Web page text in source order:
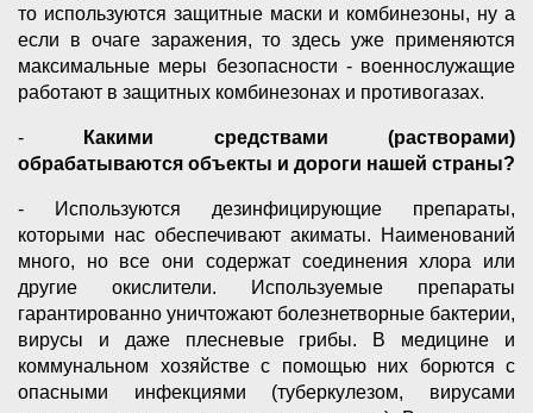
то используются защитные маски и комбинезоны, ну а
если в очаге заражения, то здесь уже применяются
максимальные меры безопасности - военнослужащие
работают в защитных комбинезонах и противогазах.
-
Какими средствами (растворами)
обрабатываются объекты и дороги нашей страны?
- Используются дезинфицирующие препараты,
которыми нас обеспечивают акиматы. Наименований
много, но все они содержат соединения хлора или
другие окислители. Используемые препараты
гарантированно уничтожают болезнетворные бактерии,
вирусы и даже плесневые грибы. В медицине и
коммунальном хозяйстве с помощью них борются с
опасными инфекциями (туберкулезом, вирусами